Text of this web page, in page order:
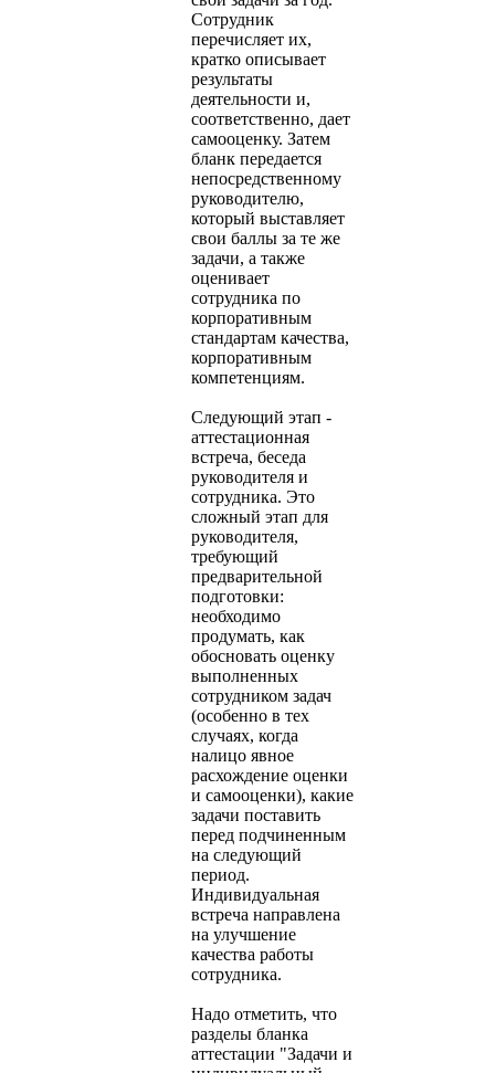
Сотрудник
перечисляет их,
кратко описывает
результаты
деятельности и,
соответственно, дает
самооценку. Затем
бланк передается
непосредственному
руководителю,
который выставляет
свои баллы за те же
задачи, а также
оценивает
сотрудника по
корпоративным
стандартам качества,
корпоративным
компетенциям.
Следующий этап -
аттестационная
встреча, беседа
руководителя и
сотрудника. Это
сложный этап для
руководителя,
требующий
предварительной
подготовки:
необходимо
продумать, как
обосновать оценку
выполненных
сотрудником задач
(особенно в тех
случаях, когда
налицо явное
расхождение оценки
и самооценки), какие
задачи поставить
перед подчиненным
на следующий
период.
Индивидуальная
встреча направлена
на улучшение
качества работы
сотрудника.
Надо отметить, что
разделы бланка
аттестации "Задачи и